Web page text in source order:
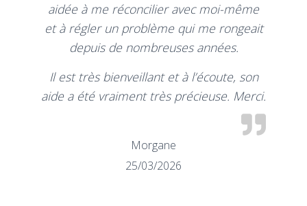
aidée à me réconcilier avec moi-même
et à régler un problème qui me rongeait
depuis de nombreuses années.
Il est très bienveillant et à l’écoute, son
aide a été vraiment très précieuse. Merci.
Morgane
25/03/2026